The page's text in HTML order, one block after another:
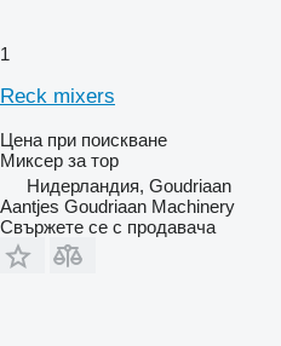
1
Reck mixers
Цена при поискване
Миксер за тор
Нидерландия, Goudriaan
Aantjes Goudriaan Machinery
Свържете се с продавача